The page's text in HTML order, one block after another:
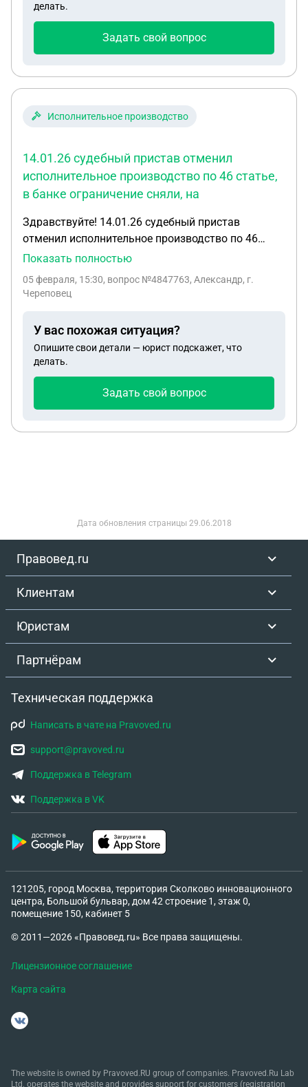
делать.
Задать свой вопрос
Исполнительное производство
14.01.26 судебный пристав отменил
исполнительное производство по 46 статье,
в банке ограничение сняли, на
Здравствуйте! 14.01.26 судебный пристав
отменил исполнительное производство по 46
статье, в банке ограничение сняли, на госуслугах
удерживает с зарплаты, однако на госуслугах
ответила, что все направлено, про возврат
ответила так, все удержанные средства пойдут на
погашение, хотя у пристава в работе
исполнительных производств нету.
Показать полностью
05 февраля, 15:30, вопрос №4847763, Александр, г.
Череповец
У вас похожая ситуация?
Опишите свои детали — юрист подскажет, что
делать.
Задать свой вопрос
Дата обновления страницы 29.06.2018
Правовед.ru
Клиентам
Юристам
Партнёрам
Техническая поддержка
Написать в чате на Pravoved.ru
support@pravoved.ru
Поддержка в Telegram
Поддержка в VK
121205, город Москва, территория Сколково инновационного
центра, Большой бульвар, дом 42 строение 1, этаж 0,
помещение 150, кабинет 5
© 2011—2026 «Правовед.ru» Все права защищены.
Лицензионное соглашение
Карта сайта
The website is owned by Pravoved.RU group of companies. Pravoved.Ru Lab
Ltd. operates the website and provides support for customers (registration